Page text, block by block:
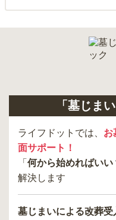
「墓じま
ライフドットでは、 お
面サポート！
「 何から始めればいい
解決します
墓じまいによる改葬受